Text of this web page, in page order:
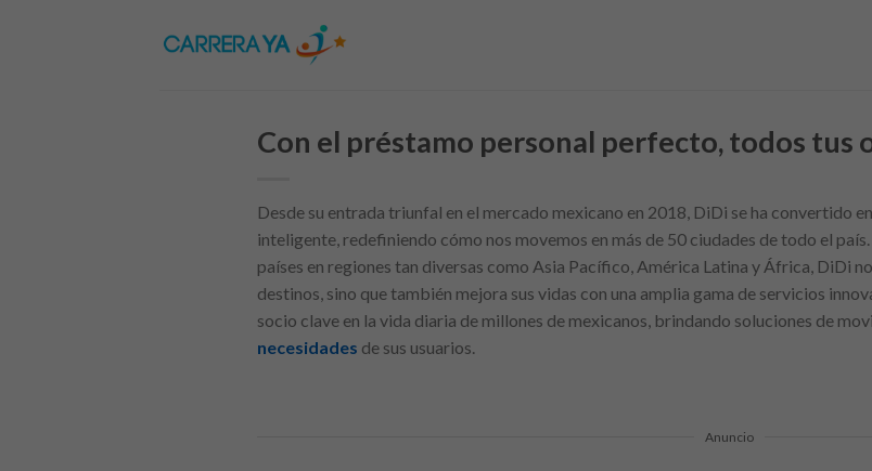
Con el préstamo personal perfecto, todos tus
Desde su entrada triunfal en el mercado mexicano en 2018, DiDi se ha convertido
inteligente, redefiniendo cómo nos movemos en más de 50 ciudades de todo el
países en regiones tan diversas como Asia Pacífico, América Latina y África, DiDi
destinos, sino que también mejora sus vidas con una amplia gama de servicios
socio clave en la vida diaria de millones de mexicanos, brindando soluciones de
necesidades de sus usuarios.
Anuncio